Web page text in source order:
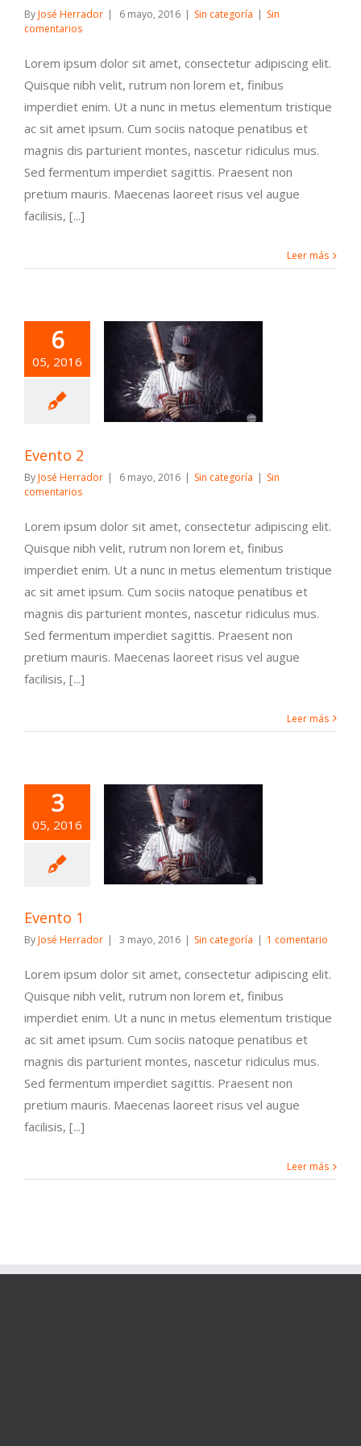
ByJosé Herrador | 6 mayo, 2016 | Sin categoría | Sin
comentarios
Lorem ipsum dolor sit amet, consectetur adipiscing elit.
Quisque nibh velit, rutrum non lorem et, finibus
imperdiet enim. Ut a nunc in metus elementum tristique
ac sit amet ipsum. Cum sociis natoque penatibus et
magnis dis parturient montes, nascetur ridiculus mus.
Sed fermentum imperdiet sagittis. Praesent non
pretium mauris. Maecenas laoreet risus vel augue
facilisis, [...]
Leer más
6
05, 2016
Evento 2
ByJosé Herrador | 6 mayo, 2016 | Sin categoría | Sin
comentarios
Lorem ipsum dolor sit amet, consectetur adipiscing elit.
Quisque nibh velit, rutrum non lorem et, finibus
imperdiet enim. Ut a nunc in metus elementum tristique
ac sit amet ipsum. Cum sociis natoque penatibus et
magnis dis parturient montes, nascetur ridiculus mus.
Sed fermentum imperdiet sagittis. Praesent non
pretium mauris. Maecenas laoreet risus vel augue
facilisis, [...]
Leer más
3
05, 2016
Evento 1
ByJosé Herrador | 3 mayo, 2016 | Sin categoría | 1 comentario
Lorem ipsum dolor sit amet, consectetur adipiscing elit.
Quisque nibh velit, rutrum non lorem et, finibus
imperdiet enim. Ut a nunc in metus elementum tristique
ac sit amet ipsum. Cum sociis natoque penatibus et
magnis dis parturient montes, nascetur ridiculus mus.
Sed fermentum imperdiet sagittis. Praesent non
pretium mauris. Maecenas laoreet risus vel augue
facilisis, [...]
Leer más